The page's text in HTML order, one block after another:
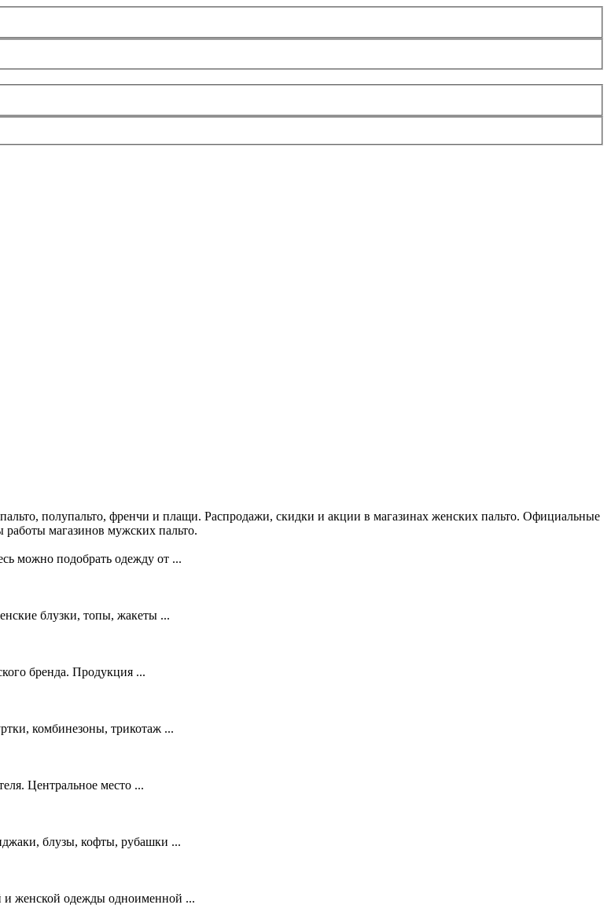
полупальто, френчи и плащи. Распродажи, скидки и акции в магазинах женских пальто. Официальные
работы магазинов мужских пальто.
можно подобрать одежду от ...
блузки, топы, жакеты ...
бренда. Продукция ...
комбинезоны, трикотаж ...
Центральное место ...
блузы, кофты, рубашки ...
женской одежды одноименной ...